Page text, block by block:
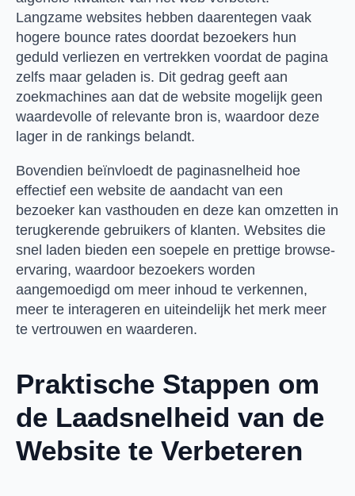
Langzame websites hebben daarentegen vaak
hogere bounce rates doordat bezoekers hun
geduld verliezen en vertrekken voordat de pagina
zelfs maar geladen is. Dit gedrag geeft aan
zoekmachines aan dat de website mogelijk geen
waardevolle of relevante bron is, waardoor deze
lager in de rankings belandt.
Bovendien beïnvloedt de paginasnelheid hoe
effectief een website de aandacht van een
bezoeker kan vasthouden en deze kan omzetten in
terugkerende gebruikers of klanten. Websites die
snel laden bieden een soepele en prettige browse-
ervaring, waardoor bezoekers worden
aangemoedigd om meer inhoud te verkennen,
meer te interageren en uiteindelijk het merk meer
te vertrouwen en waarderen.
Praktische Stappen om
de Laadsnelheid van de
Website te Verbeteren